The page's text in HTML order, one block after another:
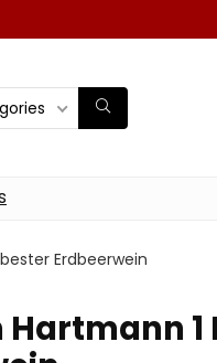
Erdbeerwein
1